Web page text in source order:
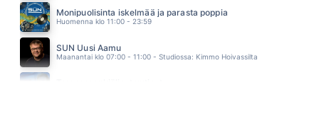
Monipuolisinta iskelmää ja parasta poppia
Huomenna klo 11:00 - 23:59
SUN Uusi Aamu
Maanantai klo 07:00 - 11:00 - Studiossa: Kimmo Hoivassilta